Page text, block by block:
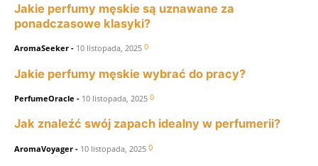
Jakie perfumy męskie są uznawane za
ponadczasowe klasyki?
AromaSeeker - 10 listopada, 2025 0
Jakie perfumy męskie wybrać do pracy?
PerfumeOracle - 10 listopada, 2025 0
Jak znaleźć swój zapach idealny w perfumerii?
AromaVoyager - 10 listopada, 2025 0